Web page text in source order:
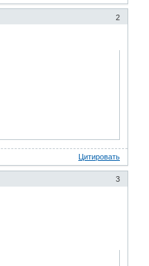
2
Цитировать
3